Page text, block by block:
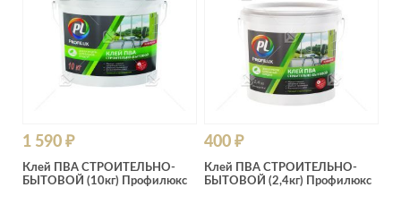
1 590 ₽
Клей ПВА СТРОИТЕЛЬНО-
БЫТОВОЙ (10кг) Профилюкс
400 ₽
Клей ПВА СТРОИТЕЛЬНО-
БЫТОВОЙ (2,4кг) Профилюкс